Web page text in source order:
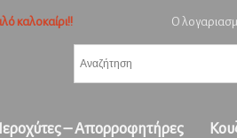
ειδών και επιβεβαίωση παραγγελίας.
όλη
επικοινωνήστε μαζί μας στο
καλοκαίρι!! Ο
– Απορροφητήρες